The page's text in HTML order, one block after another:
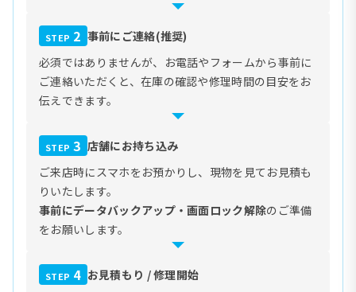
STEP 2 事前にご連絡(推奨)
必須ではありませんが、お電話やフォームから事前に
ご連絡いただくと、在庫の確認や修理時間の目安をお
伝えできます。
STEP 3 店舗にお持ち込み
ご来店時にスマホをお預かりし、現物を見てお見積も
りいたします。
事前にデータバックアップ・画面ロック解除のご準備
をお願いします。
STEP 4 お見積もり / 修理開始